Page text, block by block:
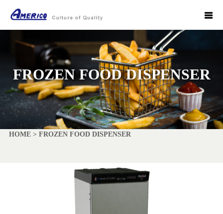
FROZEN FOOD DISPENSER
HOME> FROZEN FOOD DISPENSER